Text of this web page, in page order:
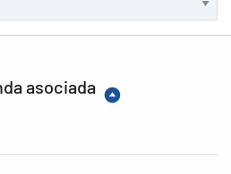
asociada